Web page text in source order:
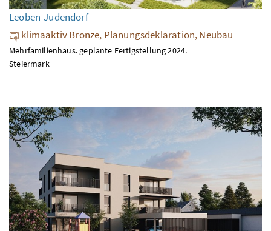
Leoben-Judendorf
klimaaktiv Bronze, Planungsdeklaration, Neubau
Mehrfamilienhaus. geplante Fertigstellung 2024.
Steiermark